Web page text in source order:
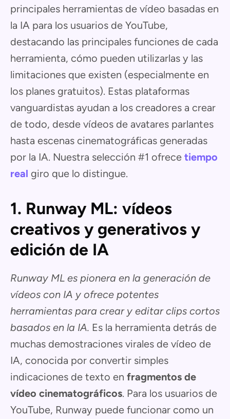
principales herramientas de vídeo basadas en
la IA para los usuarios de YouTube,
destacando las principales funciones de cada
herramienta, cómo pueden utilizarlas y las
limitaciones que existen (especialmente en
los planes gratuitos). Estas plataformas
vanguardistas ayudan a los creadores a crear
de todo, desde vídeos de avatares parlantes
hasta escenas cinematográficas generadas
por la IA. Nuestra selección #1 ofrece tiempo
real giro que lo distingue.
1. Runway ML: vídeos
creativos y generativos y
edición de IA
Runway ML es pionera en la generación de
vídeos con IA y ofrece potentes
herramientas para crear y editar clips cortos
basados en la IA. Es la herramienta detrás de
muchas demostraciones virales de vídeo de
IA, conocida por convertir simples
indicaciones de texto en fragmentos de
vídeo cinematográficos. Para los usuarios de
YouTube, Runway puede funcionar como un